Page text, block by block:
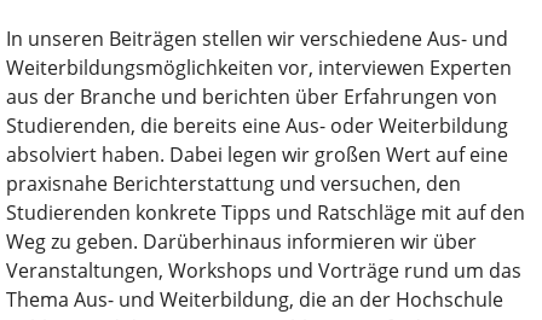
In unseren Beiträgen stellen wir verschiedene Aus- und
Weiterbildungsmöglichkeiten vor, interviewen Experten
aus der Branche und berichten über Erfahrungen von
Studierenden, die bereits eine Aus- oder Weiterbildung
absolviert haben. Dabei legen wir großen Wert auf eine
praxisnahe Berichterstattung und versuchen, den
Studierenden konkrete Tipps und Ratschläge mit auf den
Weg zu geben. Darüberhinaus informieren wir über
Veranstaltungen, Workshops und Vorträge rund um das
Thema Aus- und Weiterbildung, die an der Hochschule